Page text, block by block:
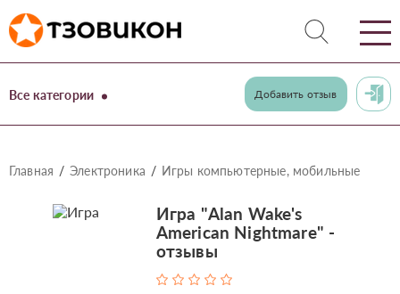
Все категории Добавить отзыв
Главная Электроника Игры компьютерные, мобильные
Игра "Alan Wake's
American Nightmare" -
отзывы